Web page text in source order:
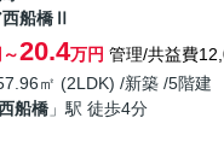
西船橋Ⅱ
20.4万円 管理/共益費
㎡ (2LDK) /新築 /5階建
船橋 」駅 徒歩4分